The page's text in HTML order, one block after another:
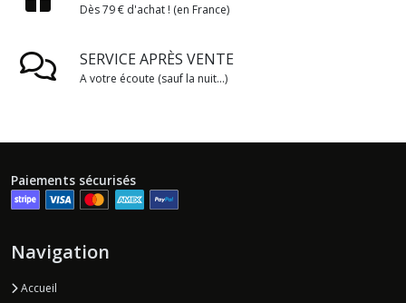
Dès 79 € d'achat ! (en France)
SERVICE APRÈS VENTE
A votre écoute (sauf la nuit...)
Paiements sécurisés
Navigation
Accueil